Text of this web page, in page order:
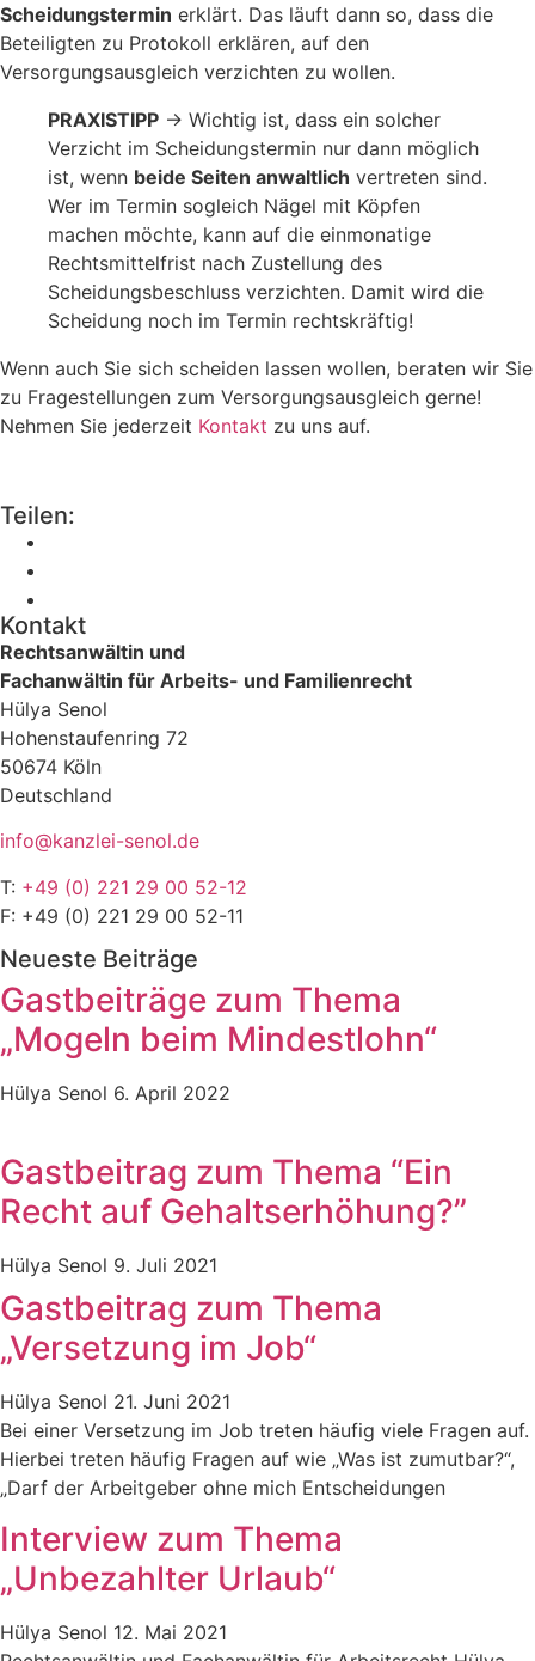
Scheidungstermin erklärt. Das läuft dann so, dass die
Beteiligten zu Protokoll erklären, auf den
Versorgungsausgleich verzichten zu wollen.
PRAXISTIPP → Wichtig ist, dass ein solcher
Verzicht im Scheidungstermin nur dann möglich
ist, wenn beide Seiten anwaltlich vertreten sind.
Wer im Termin sogleich Nägel mit Köpfen
machen möchte, kann auf die einmonatige
Rechtsmittelfrist nach Zustellung des
Scheidungsbeschluss verzichten. Damit wird die
Scheidung noch im Termin rechtskräftig!
Wenn auch Sie sich scheiden lassen wollen, beraten wir Sie
zu Fragestellungen zum Versorgungsausgleich gerne!
Nehmen Sie jederzeit Kontakt zu uns auf.
Teilen:
Kontakt
Rechtsanwältin und
Fachanwältin für Arbeits- und Familienrecht
Hülya Senol
Hohenstaufenring 72
50674 Köln
Deutschland
info@kanzlei-senol.de
T: +49 (0) 221 29 00 52-12
F: +49 (0) 221 29 00 52-11
Neueste Beiträge
Gastbeiträge zum Thema
„Mogeln beim Mindestlohn“
Hülya Senol 6. April 2022
Gastbeitrag zum Thema “Ein
Recht auf Gehaltserhöhung?”
Hülya Senol 9. Juli 2021
Gastbeitrag zum Thema
„Versetzung im Job“
Hülya Senol 21. Juni 2021
Bei einer Versetzung im Job treten häufig viele Fragen auf.
Hierbei treten häufig Fragen auf wie „Was ist zumutbar?“,
„Darf der Arbeitgeber ohne mich Entscheidungen
Interview zum Thema
„Unbezahlter Urlaub“
Hülya Senol 12. Mai 2021